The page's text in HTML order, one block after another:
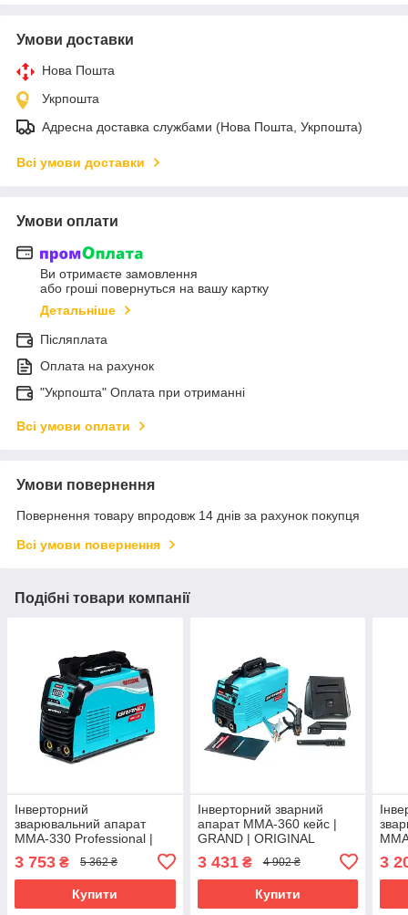
Умови доставки
Нова Пошта
Укрпошта
Адресна доставка службами (Нова Пошта, Укрпошта)
Всі умови доставки
Умови оплати
Ви отримаєте замовлення
або гроші повернуться на вашу картку
Детальніше
Післяплата
Оплата на рахунок
"Укрпошта" Оплата при отриманні
Всі умови оплати
Умови повернення
Повернення товару впродовж 14 днів за рахунок покупця
Всі умови повернення
Подібні товари компанії
Інверторний
зварювальний апарат
ММА-330 Professional |
3 753 ₴ 5 362 ₴
Купити
Інверторний зварний
апарат ММА-360 кейс |
GRAND | ORIGINAL
3 431₴ 4 902 ₴
Купити
3